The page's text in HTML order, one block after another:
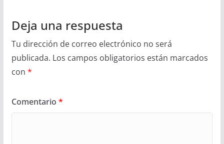
Deja una respuesta
Tu dirección de correo electrónico no será
publicada. Los campos obligatorios están marcados
con *
Comentario *